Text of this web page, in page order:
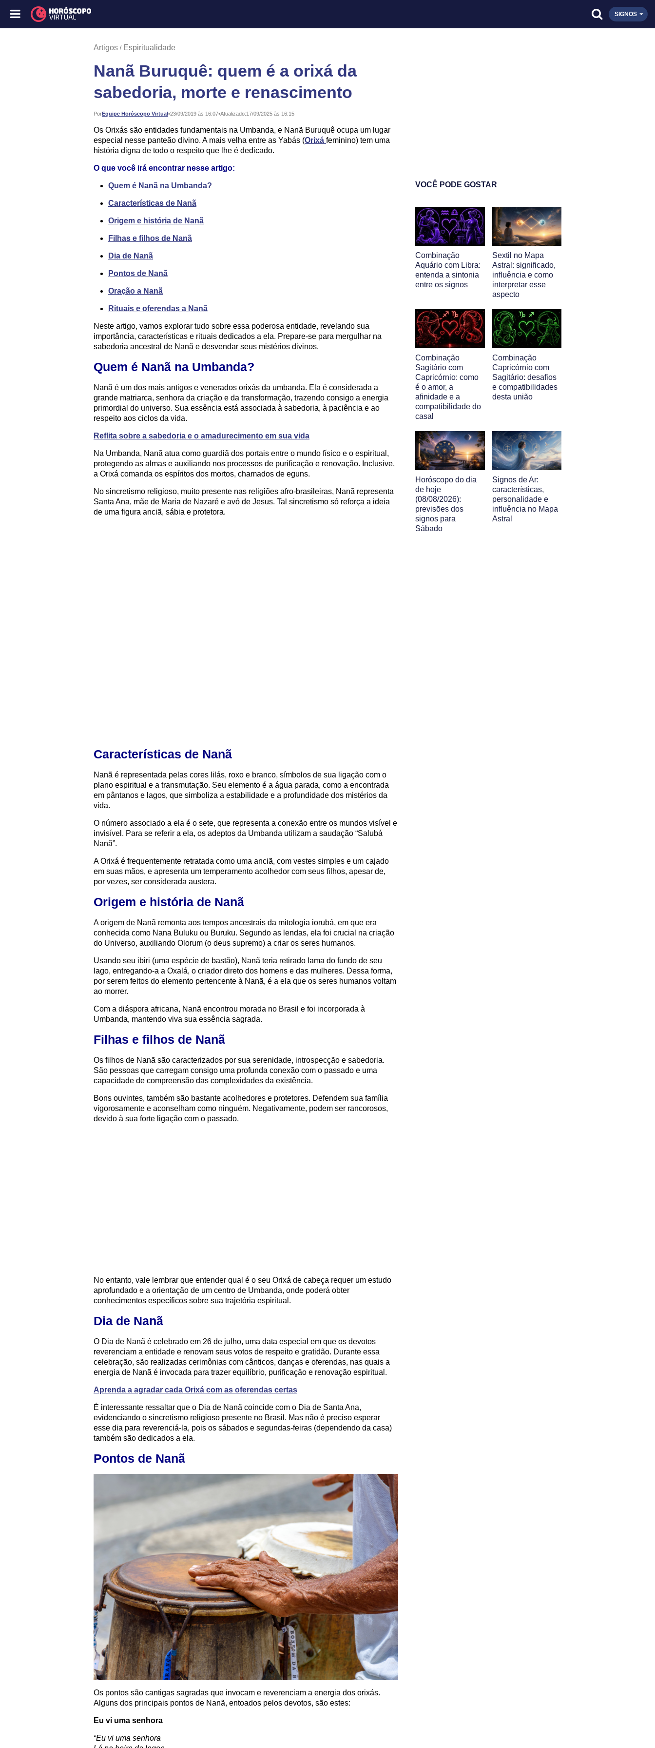
SIGNOS
Artigos Espiritualidade
Nanã Buruquê: quem é a orixá da
sabedoria, morte e renascimento
PorEquipe Horóscopo Virtual•
Publicado: 23/09/2019 às 16:07•Atualizado:17/09/2025 às 16:15
Os Orixás são entidades fundamentais na Umbanda, e Nanã Buruquê ocupa um lugar
especial nesse panteão divino. A mais velha entre as Yabás (Orixá feminino) tem uma
história digna de todo o respeito que lhe é dedicado.
O que você irá encontrar nesse artigo:
Quem é Nanã na Umbanda?
Características de Nanã
Origem e história de Nanã
Filhas e filhos de Nanã
Dia de Nanã
Pontos de Nanã
Oração a Nanã
Rituais e oferendas a Nanã
Neste artigo, vamos explorar tudo sobre essa poderosa entidade, revelando sua
importância, características e rituais dedicados a ela. Prepare-se para mergulhar na
sabedoria ancestral de Nanã e desvendar seus mistérios divinos.
Quem é Nanã na Umbanda?
Nanã é um dos mais antigos e venerados orixás da umbanda. Ela é considerada a
grande matriarca, senhora da criação e da transformação, trazendo consigo a energia
primordial do universo. Sua essência está associada à sabedoria, à paciência e ao
respeito aos ciclos da vida.
Reflita sobre a sabedoria e o amadurecimento em sua vida
Na Umbanda, Nanã atua como guardiã dos portais entre o mundo físico e o espiritual,
protegendo as almas e auxiliando nos processos de purificação e renovação. Inclusive,
a Orixá comanda os espíritos dos mortos, chamados de eguns.
No sincretismo religioso, muito presente nas religiões afro-brasileiras, Nanã representa
Santa Ana, mãe de Maria de Nazaré e avó de Jesus. Tal sincretismo só reforça a ideia
de uma figura anciã, sábia e protetora.
Características de Nanã
Nanã é representada pelas cores lilás, roxo e branco, símbolos de sua ligação com o
plano espiritual e a transmutação. Seu elemento é a água parada, como a encontrada
em pântanos e lagos, que simboliza a estabilidade e a profundidade dos mistérios da
vida.
O número associado a ela é o sete, que representa a conexão entre os mundos visível e
invisível. Para se referir a ela, os adeptos da Umbanda utilizam a saudação “Salubá
Nanã”.
A Orixá é frequentemente retratada como uma anciã, com vestes simples e um cajado
em suas mãos, e apresenta um temperamento acolhedor com seus filhos, apesar de,
por vezes, ser considerada austera.
Origem e história de Nanã
A origem de Nanã remonta aos tempos ancestrais da mitologia iorubá, em que era
conhecida como Nana Buluku ou Buruku. Segundo as lendas, ela foi crucial na criação
do Universo, auxiliando Olorum (o deus supremo) a criar os seres humanos.
Usando seu ibiri (uma espécie de bastão), Nanã teria retirado lama do fundo de seu
lago, entregando-a a Oxalá, o criador direto dos homens e das mulheres. Dessa forma,
por serem feitos do elemento pertencente à Nanã, é a ela que os seres humanos voltam
ao morrer.
Com a diáspora africana, Nanã encontrou morada no Brasil e foi incorporada à
Umbanda, mantendo viva sua essência sagrada.
Filhas e filhos de Nanã
Os filhos de Nanã são caracterizados por sua serenidade, introspecção e sabedoria.
São pessoas que carregam consigo uma profunda conexão com o passado e uma
capacidade de compreensão das complexidades da existência.
Bons ouvintes, também são bastante acolhedores e protetores. Defendem sua família
vigorosamente e aconselham como ninguém. Negativamente, podem ser rancorosos,
devido à sua forte ligação com o passado.
No entanto, vale lembrar que entender qual é o seu Orixá de cabeça requer um estudo
aprofundado e a orientação de um centro de Umbanda, onde poderá obter
conhecimentos específicos sobre sua trajetória espiritual.
Dia de Nanã
O Dia de Nanã é celebrado em 26 de julho, uma data especial em que os devotos
reverenciam a entidade e renovam seus votos de respeito e gratidão. Durante essa
celebração, são realizadas cerimônias com cânticos, danças e oferendas, nas quais a
energia de Nanã é invocada para trazer equilíbrio, purificação e renovação espiritual.
Aprenda a agradar cada Orixá com as oferendas certas
É interessante ressaltar que o Dia de Nanã coincide com o Dia de Santa Ana,
evidenciando o sincretismo religioso presente no Brasil. Mas não é preciso esperar
esse dia para reverenciá-la, pois os sábados e segundas-feiras (dependendo da casa)
também são dedicados a ela.
Pontos de Nanã
Os pontos são cantigas sagradas que invocam e reverenciam a energia dos orixás.
Alguns dos principais pontos de Nanã, entoados pelos devotos, são estes:
Eu vi uma senhora
“Eu vi uma senhora
VOCÊ PODE GOSTAR
Combinação
Aquário com Libra:
entenda a sintonia
entre os signos
Sextil no Mapa
Astral: significado,
influência e como
interpretar esse
aspecto
Combinação
Sagitário com
Capricórnio: como
é o amor, a
afinidade e a
compatibilidade do
casal
Combinação
Capricórnio com
Sagitário: desafios
e compatibilidades
desta união
Horóscopo do dia
de hoje
(08/08/2026):
previsões dos
signos para
Sábado
Signos de Ar:
características,
personalidade e
influência no Mapa
Astral